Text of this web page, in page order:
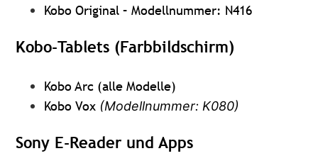
Kobo Original – Modellnummer: N416
Kobo-Tablets (Farbbildschirm)
Kobo Arc (alle Modelle)
Kobo Vox (Modellnummer: K080)
Sony E-Reader und Apps